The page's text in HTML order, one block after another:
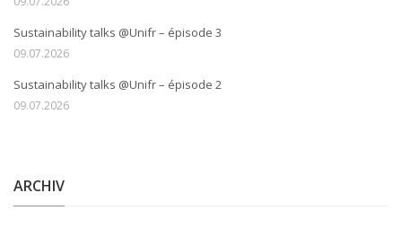
Sustainability talks @Unifr – épisode 3
09.07.2026
Sustainability talks @Unifr – épisode 2
09.07.2026
ARCHIV